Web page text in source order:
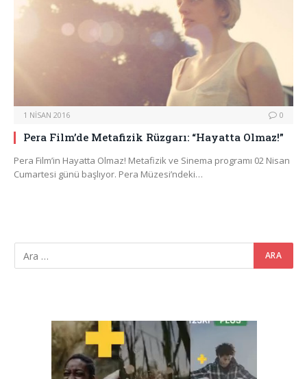
1 NISAN 2016 0
Pera Film’de Metafizik Rüzgarı: “Hayatta Olmaz!”
Pera Film’in Hayatta Olmaz! Metafizik ve Sinema programı 02 Nisan
Cumartesi günü başlıyor. Pera Müzesi’ndeki…
Video
oynatıcı